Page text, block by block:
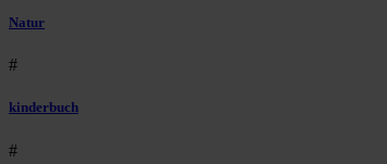
Natur
#
kinderbuch
#